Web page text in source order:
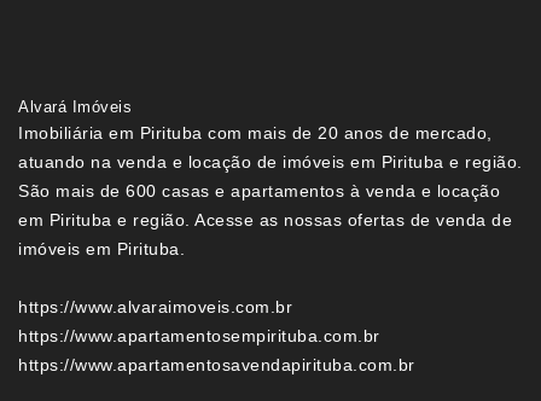
Alvará Imóveis
Imobiliária em Pirituba com mais de 20 anos de mercado,
atuando na venda e locação de imóveis em Pirituba e região.
São mais de 600 casas e apartamentos à venda e locação
em Pirituba e região. Acesse as nossas ofertas de venda de
imóveis em Pirituba.
https://www.alvaraimoveis.com.br
https://www.apartamentosempirituba.com.br
https://www.apartamentosavendapirituba.com.br